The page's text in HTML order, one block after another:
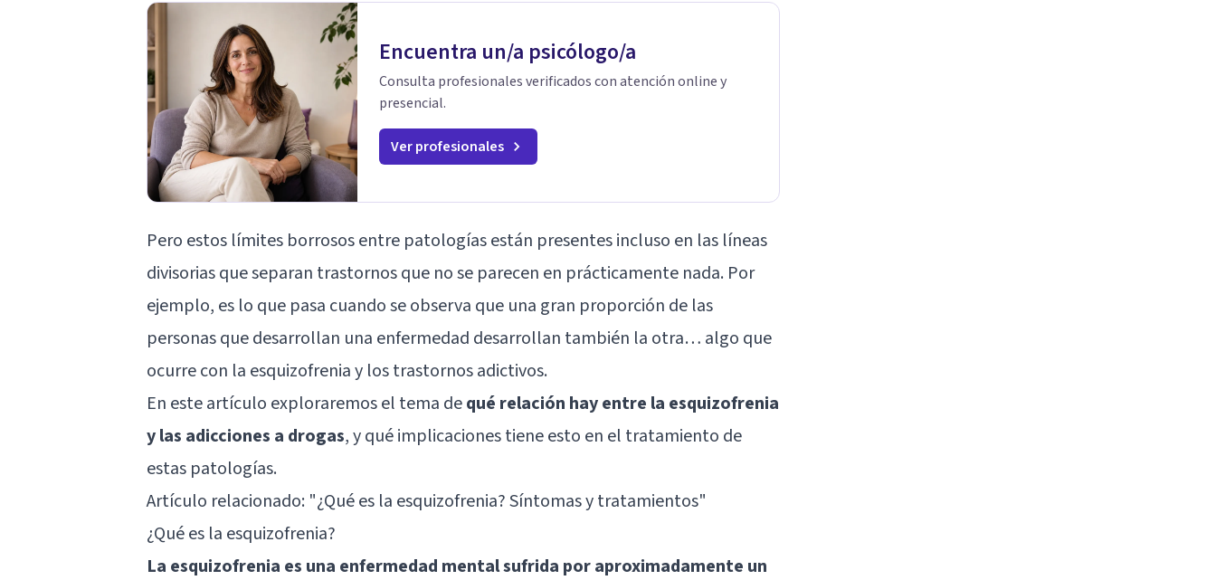
Encuentra un/a psicólogo/a
Consulta profesionales verificados con atención online y
presencial.
Ver profesionales
Pero estos límites borrosos entre patologías están presentes incluso en las líneas
divisorias que separan trastornos que no se parecen en prácticamente nada. Por
ejemplo, es lo que pasa cuando se observa que una gran proporción de las
personas que desarrollan una enfermedad desarrollan también la otra… algo que
ocurre con la esquizofrenia y los trastornos adictivos.
En este artículo exploraremos el tema dequé relación hay entre la esquizofrenia
y las adicciones a drogas, y qué implicaciones tiene esto en el tratamiento de
estas patologías.
Artículo relacionado: "¿Qué es la esquizofrenia? Síntomas y tratamientos"
¿Qué es la esquizofrenia?
La esquizofrenia es una enfermedad mental sufrida por aproximadamente un